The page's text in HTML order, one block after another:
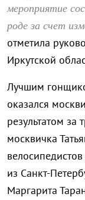
мероприятие
роде за счет
отметила
Иркутской
Лучшим
оказался
результатом
москвичка
из Санкт-
Маргарита